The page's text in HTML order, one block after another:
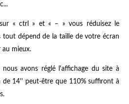
sur « ctrl » et « – » vous réduisez le
tout dépend de la taille de votre écran
au mieux.
avons réglé l'affichage du site à
de 14'' peut-être que 110% suffiront à